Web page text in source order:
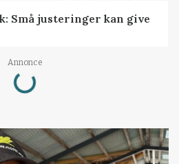
Små justeringer kan give
Annonce
Loading...